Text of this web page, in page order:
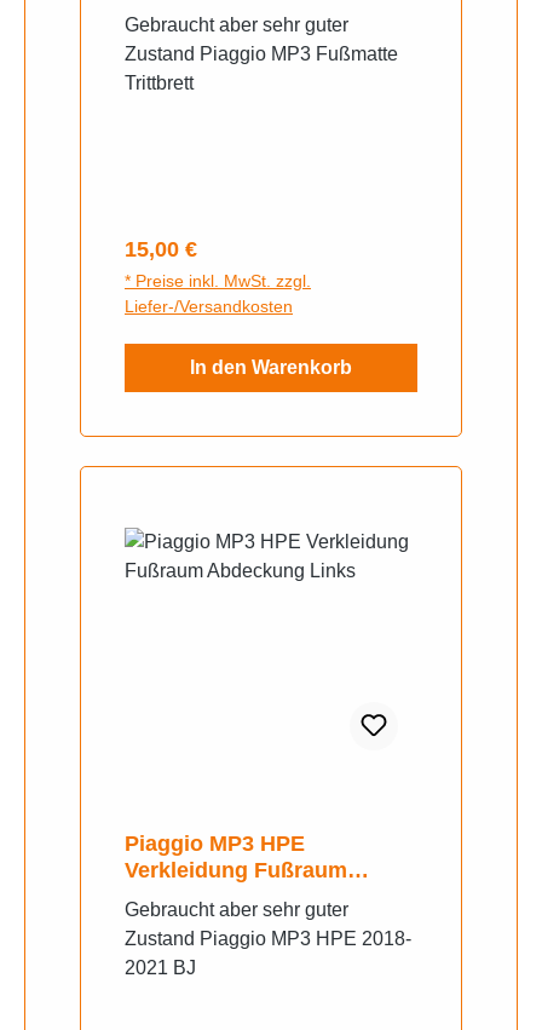
Gebraucht aber sehr guter
Zustand Piaggio MP3 Fußmatte
Trittbrett
Regulärer Preis:
15,00 €
* Preise inkl. MwSt. zzgl.
Liefer-/Versandkosten
In den Warenkorb
Piaggio MP3 HPE
Verkleidung Fußraum
Abdeckung Links
Gebraucht aber sehr guter
Zustand Piaggio MP3 HPE 2018-
2021 BJ